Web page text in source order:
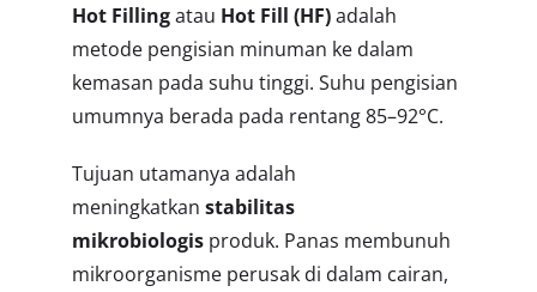
Hot Fillingatau Hot Fill (HF)adalah
metode pengisian minuman ke dalam
kemasan pada suhu tinggi. Suhu pengisian
umumnya berada pada rentang 85–92°C.
Tujuan utamanya adalah
meningkatkan stabilitas
mikrobiologisproduk. Panas membunuh
mikroorganisme perusak di dalam cairan,